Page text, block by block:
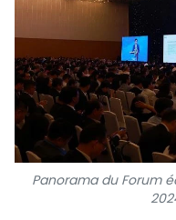
Panorama du Forum